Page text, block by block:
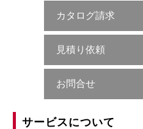
カタログ請求
見積り依頼
お問合せ
サービスについて